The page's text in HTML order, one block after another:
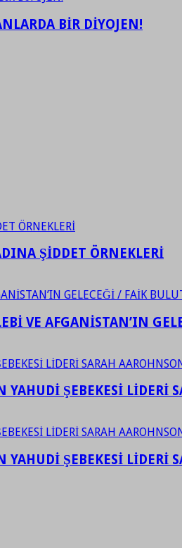
BİR DİYOJEN!
ŞİDDET ÖRNEKLERİ
VE AFGANİSTAN’IN
YAHUDİ ŞEBEKESİ
YAHUDİ ŞEBEKESİ